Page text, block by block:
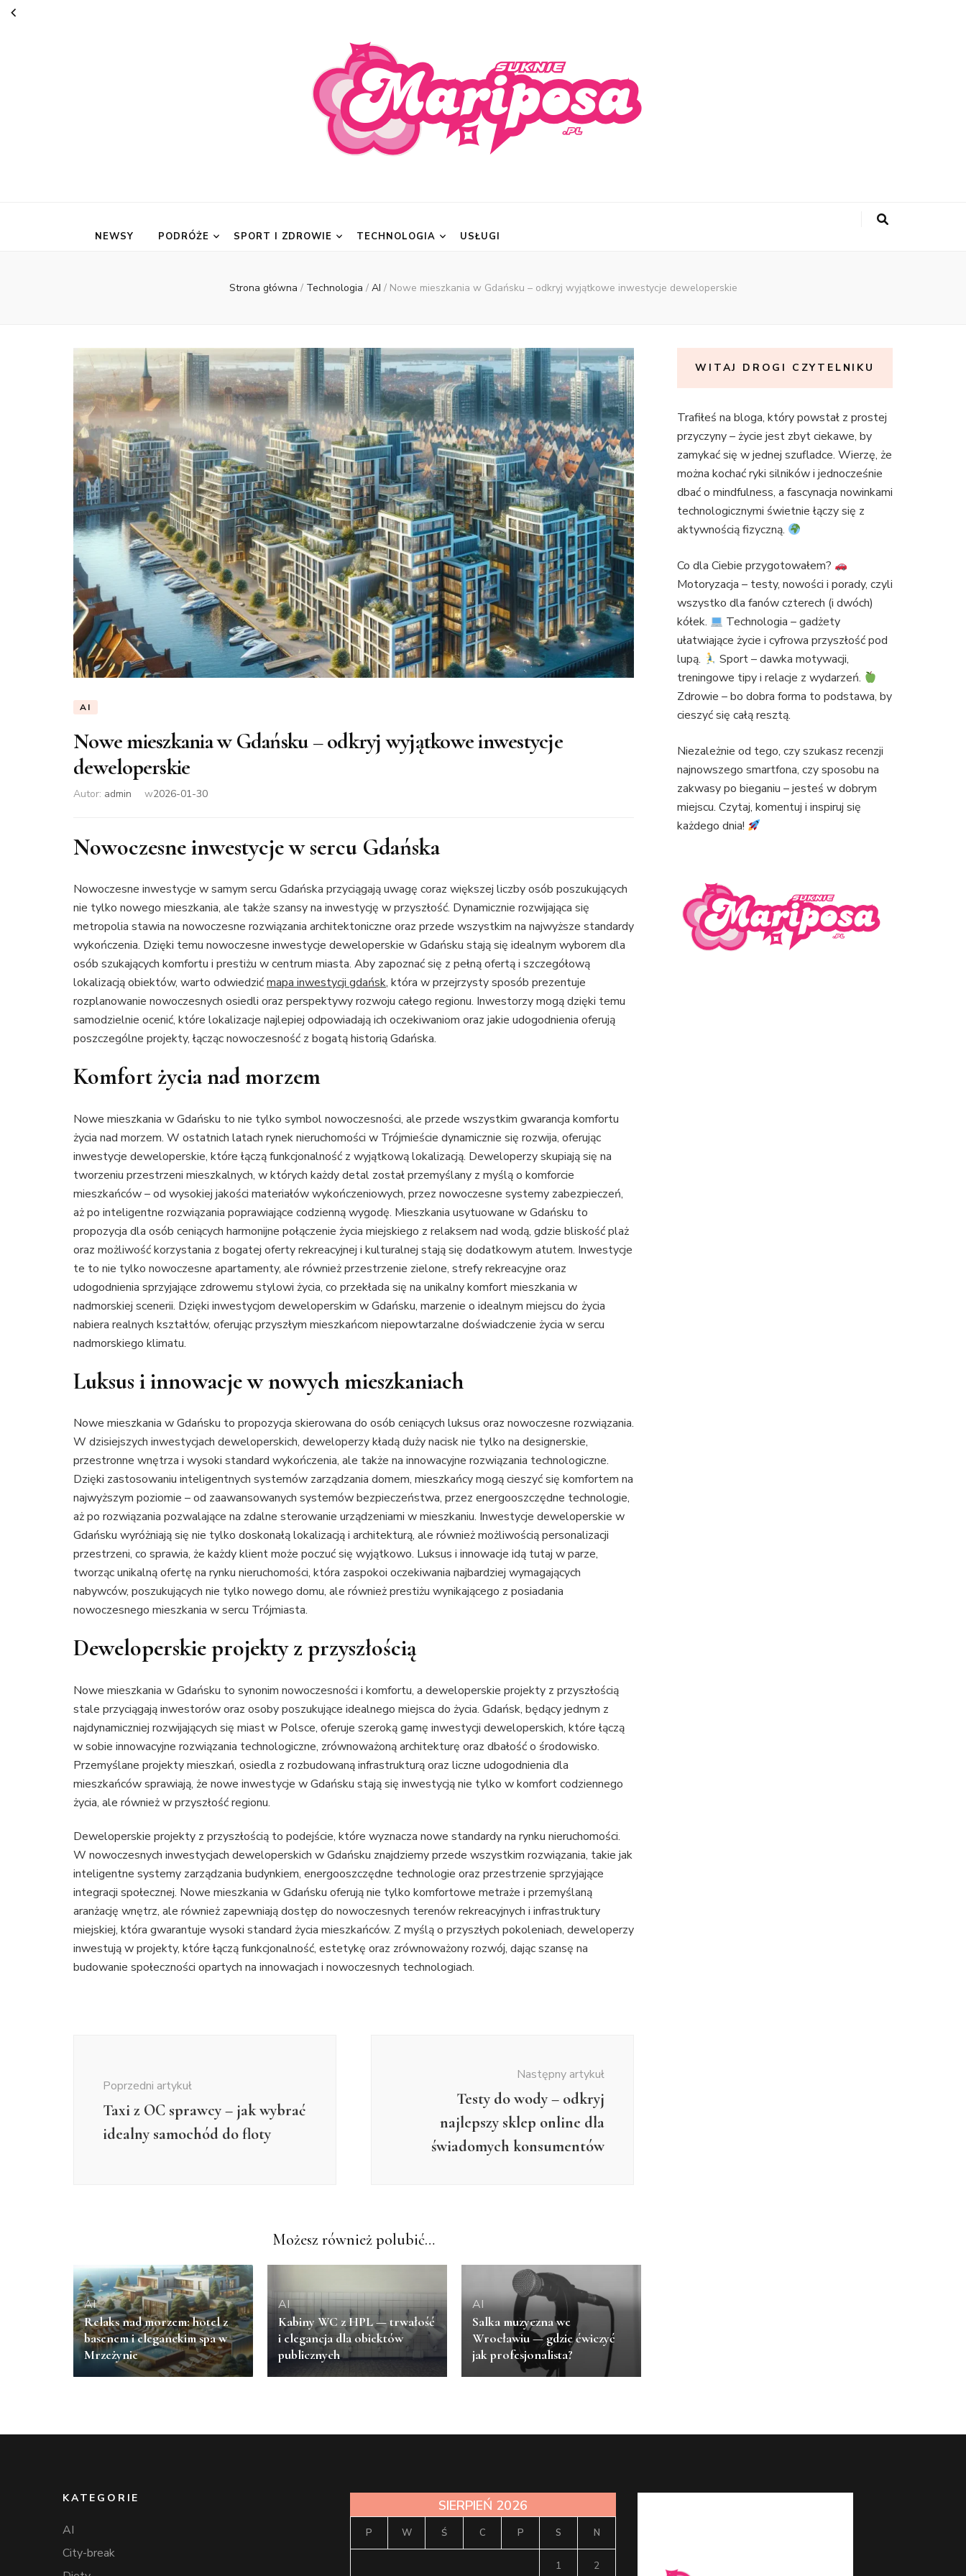
NEWSY PODRÓŻE SPORT I ZDROWIE TECHNOLOGIA USŁUGI
Strona główna / Technologia / AI / Nowe mieszkania w Gdańsku – odkryj wyjątkowe inwestycje deweloperskie
AI
Nowe mieszkania w Gdańsku – odkryj wyjątkowe inwestycje
deweloperskie
Autor: admin w2026-01-30
Nowoczesne inwestycje w sercu Gdańska
Nowoczesne inwestycje w samym sercu Gdańska przyciągają uwagę coraz większej liczby osób poszukujących
nie tylko nowego mieszkania, ale także szansy na inwestycję w przyszłość. Dynamicznie rozwijająca się
metropolia stawia na nowoczesne rozwiązania architektoniczne oraz przede wszystkim na najwyższe standardy
wykończenia. Dzięki temu nowoczesne inwestycje deweloperskie w Gdańsku stają się idealnym wyborem dla
osób szukających komfortu i prestiżu w centrum miasta. Aby zapoznać się z pełną ofertą i szczegółową
lokalizacją obiektów, warto odwiedzićmapa inwestycji gdańsk, która w przejrzysty sposób prezentuje
rozplanowanie nowoczesnych osiedli oraz perspektywy rozwoju całego regionu. Inwestorzy mogą dzięki temu
samodzielnie ocenić, które lokalizacje najlepiej odpowiadają ich oczekiwaniom oraz jakie udogodnienia oferują
poszczególne projekty, łącząc nowoczesność z bogatą historią Gdańska.
Komfort życia nad morzem
Nowe mieszkania w Gdańsku to nie tylko symbol nowoczesności, ale przede wszystkim gwarancja komfortu
życia nad morzem. W ostatnich latach rynek nieruchomości w Trójmieście dynamicznie się rozwija, oferując
inwestycje deweloperskie, które łączą funkcjonalność z wyjątkową lokalizacją. Deweloperzy skupiają się na
tworzeniu przestrzeni mieszkalnych, w których każdy detal został przemyślany z myślą o komforcie
mieszkańców – od wysokiej jakości materiałów wykończeniowych, przez nowoczesne systemy zabezpieczeń,
aż po inteligentne rozwiązania poprawiające codzienną wygodę. Mieszkania usytuowane w Gdańsku to
propozycja dla osób ceniących harmonijne połączenie życia miejskiego z relaksem nad wodą, gdzie bliskość plaż
oraz możliwość korzystania z bogatej oferty rekreacyjnej i kulturalnej stają się dodatkowym atutem. Inwestycje
te to nie tylko nowoczesne apartamenty, ale również przestrzenie zielone, strefy rekreacyjne oraz
udogodnienia sprzyjające zdrowemu stylowi życia, co przekłada się na unikalny komfort mieszkania w
nadmorskiej scenerii. Dzięki inwestycjom deweloperskim w Gdańsku, marzenie o idealnym miejscu do życia
nabiera realnych kształtów, oferując przyszłym mieszkańcom niepowtarzalne doświadczenie życia w sercu
nadmorskiego klimatu.
Luksus i innowacje w nowych mieszkaniach
Nowe mieszkania w Gdańsku to propozycja skierowana do osób ceniących luksus oraz nowoczesne rozwiązania.
W dzisiejszych inwestycjach deweloperskich, deweloperzy kładą duży nacisk nie tylko na designerskie,
przestronne wnętrza i wysoki standard wykończenia, ale także na innowacyjne rozwiązania technologiczne.
Dzięki zastosowaniu inteligentnych systemów zarządzania domem, mieszkańcy mogą cieszyć się komfortem na
najwyższym poziomie – od zaawansowanych systemów bezpieczeństwa, przez energooszczędne technologie,
aż po rozwiązania pozwalające na zdalne sterowanie urządzeniami w mieszkaniu. Inwestycje deweloperskie w
Gdańsku wyróżniają się nie tylko doskonałą lokalizacją i architekturą, ale również możliwością personalizacji
przestrzeni, co sprawia, że każdy klient może poczuć się wyjątkowo. Luksus i innowacje idą tutaj w parze,
tworząc unikalną ofertę na rynku nieruchomości, która zaspokoi oczekiwania najbardziej wymagających
nabywców, poszukujących nie tylko nowego domu, ale również prestiżu wynikającego z posiadania
nowoczesnego mieszkania w sercu Trójmiasta.
Deweloperskie projekty z przyszłością
Nowe mieszkania w Gdańsku to synonim nowoczesności i komfortu, a deweloperskie projekty z przyszłością
stale przyciągają inwestorów oraz osoby poszukujące idealnego miejsca do życia. Gdańsk, będący jednym z
najdynamiczniej rozwijających się miast w Polsce, oferuje szeroką gamę inwestycji deweloperskich, które łączą
w sobie innowacyjne rozwiązania technologiczne, zrównoważoną architekturę oraz dbałość o środowisko.
Przemyślane projekty mieszkań, osiedla z rozbudowaną infrastrukturą oraz liczne udogodnienia dla
mieszkańców sprawiają, że nowe inwestycje w Gdańsku stają się inwestycją nie tylko w komfort codziennego
życia, ale również w przyszłość regionu.
Deweloperskie projekty z przyszłością to podejście, które wyznacza nowe standardy na rynku nieruchomości.
W nowoczesnych inwestycjach deweloperskich w Gdańsku znajdziemy przede wszystkim rozwiązania, takie jak
inteligentne systemy zarządzania budynkiem, energooszczędne technologie oraz przestrzenie sprzyjające
integracji społecznej. Nowe mieszkania w Gdańsku oferują nie tylko komfortowe metraże i przemyślaną
aranżację wnętrz, ale również zapewniają dostęp do nowoczesnych terenów rekreacyjnych i infrastruktury
miejskiej, która gwarantuje wysoki standard życia mieszkańców. Z myślą o przyszłych pokoleniach, deweloperzy
inwestują w projekty, które łączą funkcjonalność, estetykę oraz zrównoważony rozwój, dając szansę na
budowanie społeczności opartych na innowacjach i nowoczesnych technologiach.
Poprzedni artykuł
Taxi z OC sprawcy – jak wybrać
idealny samochód do floty
Następny artykuł
Testy do wody – odkryj
najlepszy sklep online dla
świadomych konsumentów
Możesz również polubić…
AI
Relaks nad morzem: hotel z
basenem i eleganckim spa w
Mrzeżynie
AI
Kabiny WC z HPL — trwałość
i elegancja dla obiektów
publicznych
AI
Salka muzyczna we
Wrocławiu — gdzie ćwiczyć
jak profesjonalista?
WITAJ DROGI CZYTELNIKU
Trafiłeś na bloga, który powstał z prostej
przyczyny – życie jest zbyt ciekawe, by
zamykać się w jednej szufladce. Wierzę, że
można kochać ryki silników i jednocześnie
dbać o mindfulness, a fascynacja nowinkami
technologicznymi świetnie łączy się z
aktywnością fizyczną.
Co dla Ciebie przygotowałem?
Motoryzacja – testy, nowości i porady, czyli
wszystko dla fanów czterech (i dwóch)
kółek.
Technologia – gadżety
ułatwiające życie i cyfrowa przyszłość pod
lupą.
Sport – dawka motywacji,
treningowe tipy i relacje z wydarzeń.
Zdrowie – bo dobra forma to podstawa, by
cieszyć się całą resztą.
Niezależnie od tego, czy szukasz recenzji
najnowszego smartfona, czy sposobu na
zakwasy po bieganiu – jesteś w dobrym
miejscu. Czytaj, komentuj i inspiruj się
każdego dnia!
KATEGORIE
AI
City-break
SIERPIEŃ 2026
P W Ś C P S N
1 2